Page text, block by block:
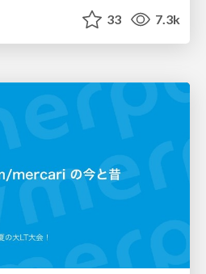
33 7.3k